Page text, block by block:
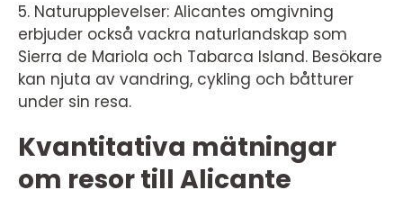
5. Naturupplevelser: Alicantes omgivning
erbjuder också vackra naturlandskap som
Sierra de Mariola och Tabarca Island. Besökare
kan njuta av vandring, cykling och båtturer
under sin resa.
Kvantitativa mätningar
om resor till Alicante